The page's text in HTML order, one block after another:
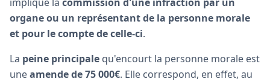
organe ou un représentant de la personne morale
et pour le compte de celle-ci.
La peine principale qu'encourt la personne morale est
uneamende de 75 000€. Elle correspond, en effet, au